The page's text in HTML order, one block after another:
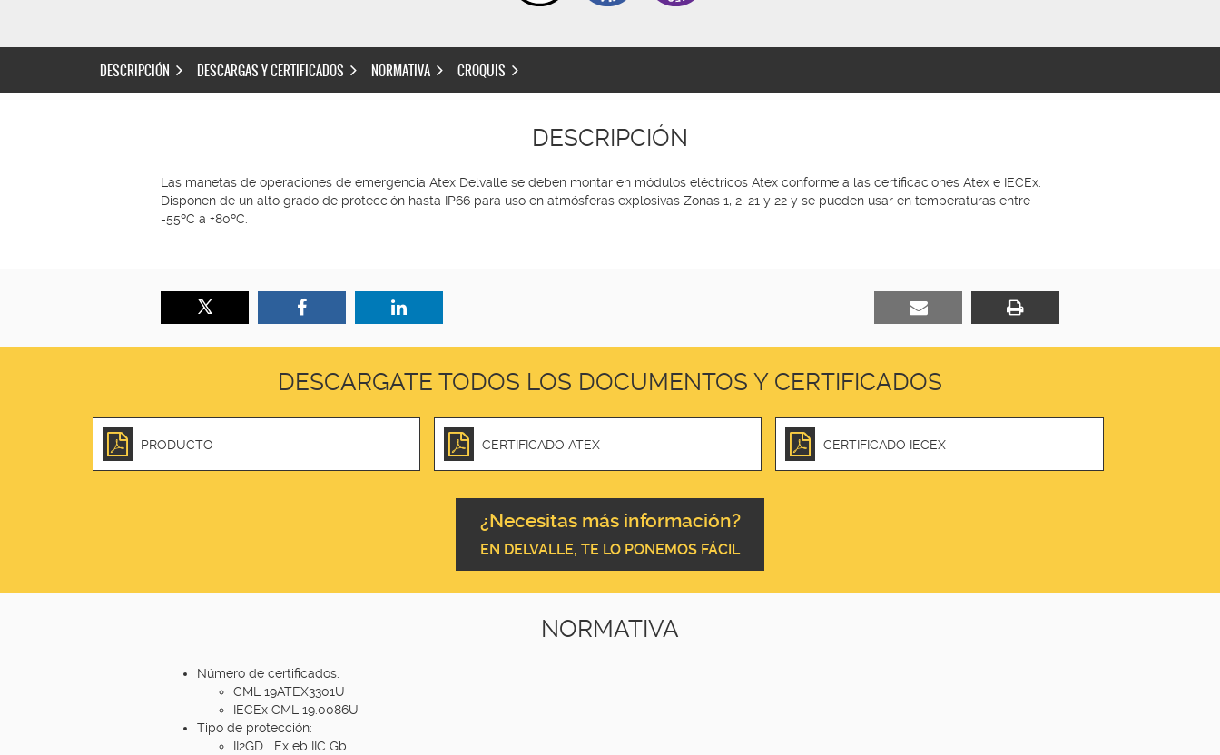
DESCRIPCIÓN DESCARGAS Y CERTIFICADOS NORMATIVA CROQUIS
DESCRIPCIÓN
Las manetas de operaciones de emergencia Atex Delvalle se deben montar en módulos eléctricos Atex conforme a las certificaciones Atex e IECEx.
Disponen de un alto grado de protección hasta IP66 para uso en atmósferas explosivas Zonas 1, 2, 21 y 22 y se pueden usar en temperaturas entre
-55ºC a +80ºC.
DESCARGATE TODOS LOS DOCUMENTOS Y CERTIFICADOS
PRODUCTO CERTIFICADO ATEX CERTIFICADO IECEX
¿Necesitas más información?
EN DELVALLE, TE LO PONEMOS FÁCIL
NORMATIVA
Número de certificados:
CML 19ATEX3301U
IECEx CML 19.0086U
Tipo de protección:
II2GD Ex eb IIC Gb